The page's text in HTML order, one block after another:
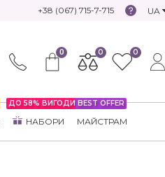
+38 (067) 715-7-715 UA
0 0 0
ДО 58% ВИГОДИ
НАБОРИ
BEST OFFER
МАЙСТРАМ